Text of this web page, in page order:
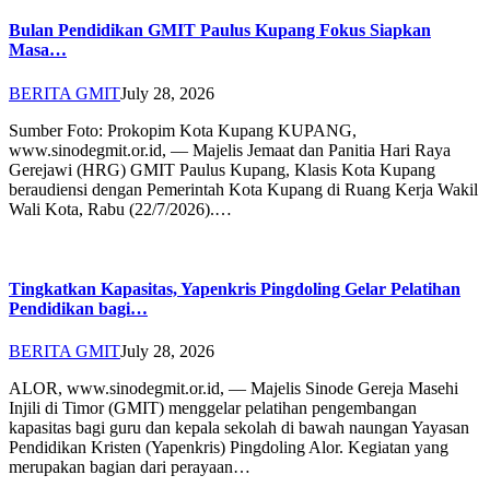
Bulan Pendidikan GMIT Paulus Kupang Fokus Siapkan
Masa…
BERITA GMITJuly 28, 2026
Sumber Foto: Prokopim Kota Kupang KUPANG,
www.sinodegmit.or.id, — Majelis Jemaat dan Panitia Hari Raya
Gerejawi (HRG) GMIT Paulus Kupang, Klasis Kota Kupang
beraudiensi dengan Pemerintah Kota Kupang di Ruang Kerja Wakil
Wali Kota, Rabu (22/7/2026).…
Tingkatkan Kapasitas, Yapenkris Pingdoling Gelar Pelatihan
Pendidikan bagi…
BERITA GMITJuly 28, 2026
ALOR, www.sinodegmit.or.id, — Majelis Sinode Gereja Masehi
Injili di Timor (GMIT) menggelar pelatihan pengembangan
kapasitas bagi guru dan kepala sekolah di bawah naungan Yayasan
Pendidikan Kristen (Yapenkris) Pingdoling Alor. Kegiatan yang
merupakan bagian dari perayaan…